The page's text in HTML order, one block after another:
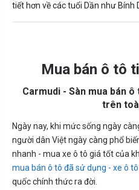
tiết hơn về các tuổi Dần như Bính
Mua bán ô tô
Carmudi - Sàn mua bán
trên
Ngày nay, khi mức sống ngày
người dân Việt ngày càng phổ
nhanh - mua xe ô tô giá tốt của
mua bán ô tô đã sử dụng - xe ô
quốc chính thức ra đời.